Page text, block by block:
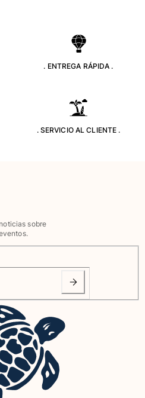
. ENTREGA RÁPIDA .
. SERVICIO AL CLIENTE .
sobre